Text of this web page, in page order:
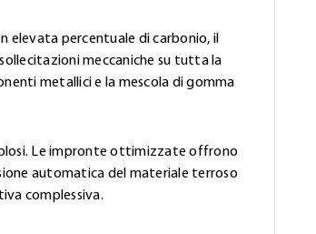
elevata percentuale di carbonio, il
meccaniche su tutta la
metallici e la mescola di gomma
Le impronte ottimizzate offrono
automatica del materiale terroso
complessiva.